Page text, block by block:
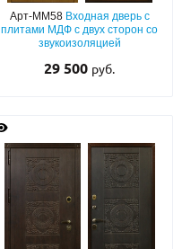
Арт-ММ58 Входная дверь с
плитами МДФ с двух сторон со
звукоизоляцией
29 500 руб.